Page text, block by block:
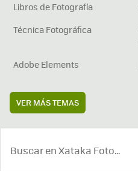
Libros de Fotografía
Técnica Fotográfica
Adobe Elements
VER MÁS TEMAS